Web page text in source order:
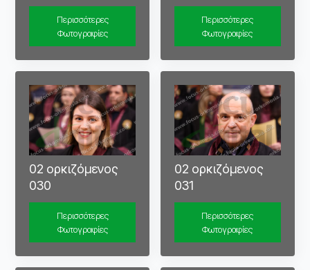
Περισσότερες
Φωτογραφίες
Περισσότερες
Φωτογραφίες
02 ορκιζόμενος
030
Περισσότερες
Φωτογραφίες
02 ορκιζόμενος
031
Περισσότερες
Φωτογραφίες